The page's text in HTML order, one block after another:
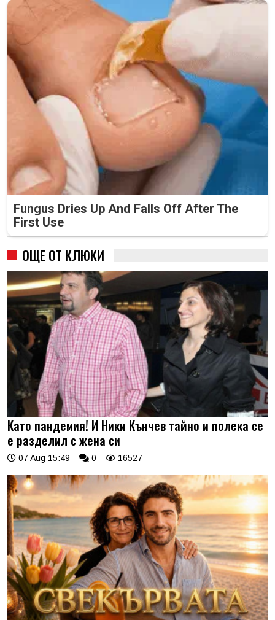
Fungus Dries Up And Falls Off After The
First Use
ОЩЕ ОТ КЛЮКИ
Като пандемия! И Ники Кънчев тайно и полека се
е разделил с жена си
07 Aug 15:49 0 16527